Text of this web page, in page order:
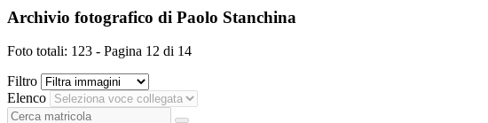
Archivio fotografico di Paolo Stanchina
Foto totali: 123 - Pagina 12 di 14
Filtro
Elenco